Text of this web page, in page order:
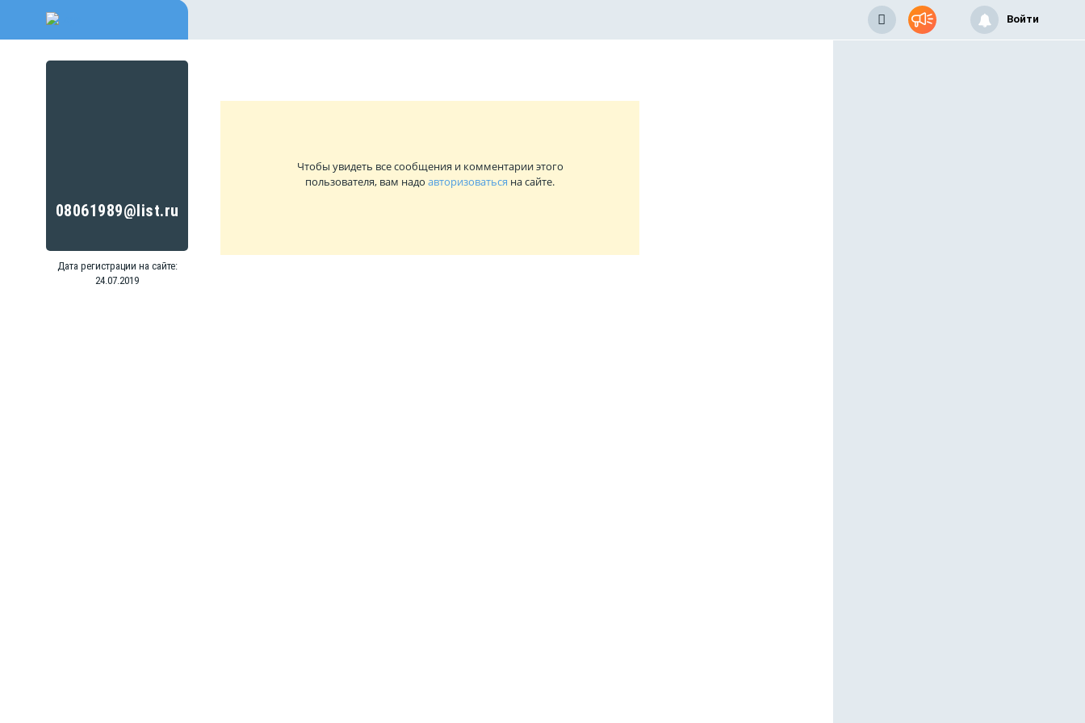
Войти
08061989@list.ru
Дата регистрации на сайте:
24.07.2019
Чтобы увидеть все сообщения и комментарии этого
пользователя, вам надо авторизоваться на сайте.